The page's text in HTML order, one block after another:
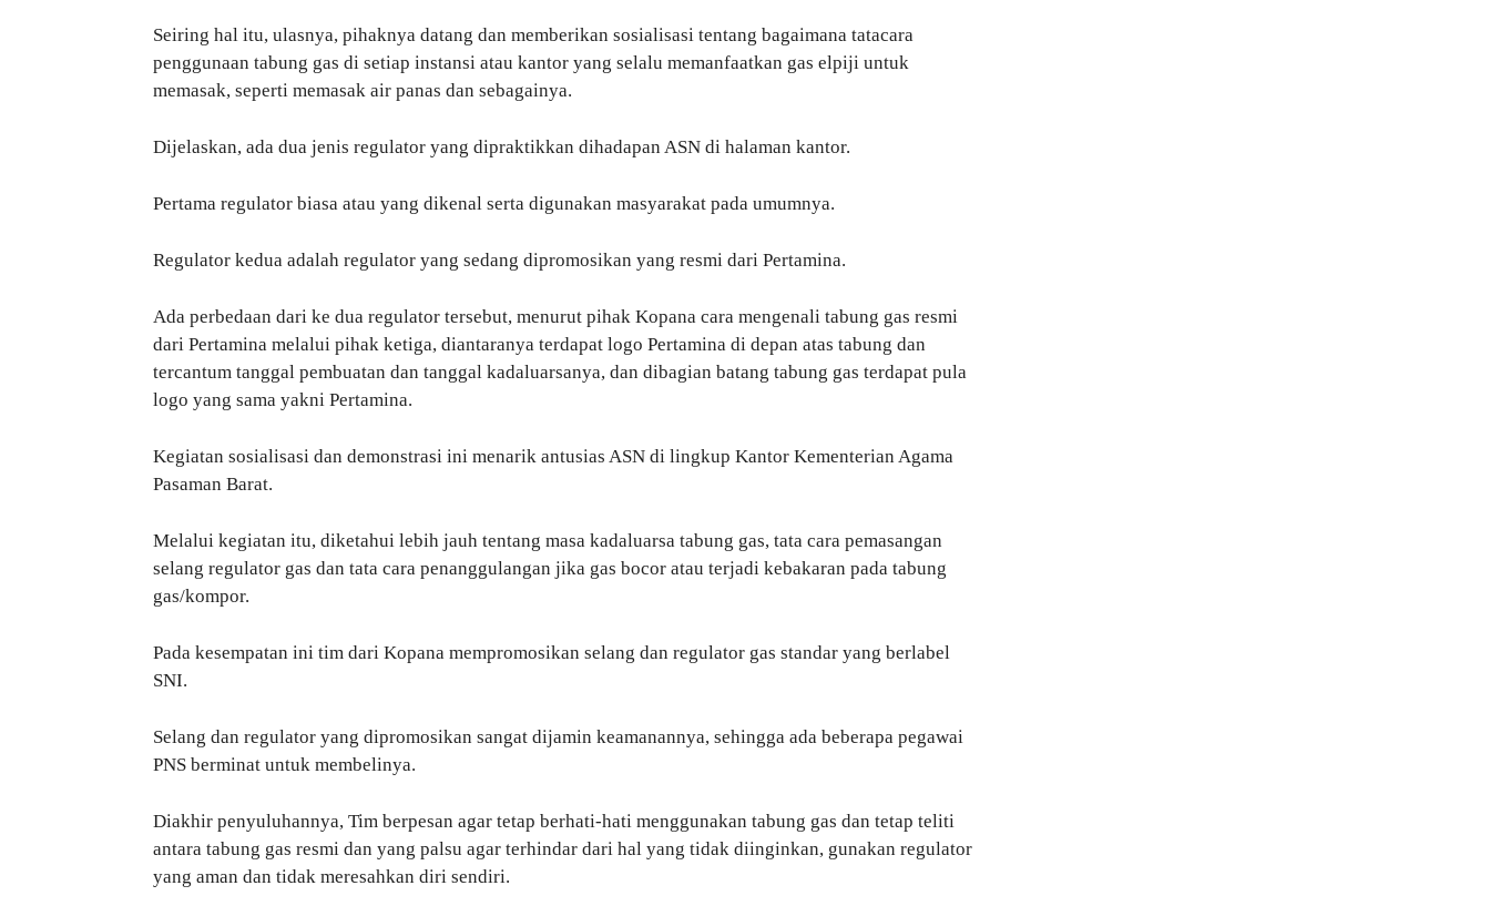
Seiring hal itu, ulasnya, pihaknya datang dan memberikan sosialisasi tentang bagaimana tatacara
penggunaan tabung gas di setiap instansi atau kantor yang selalu memanfaatkan gas elpiji untuk
memasak, seperti memasak air panas dan sebagainya.
Dijelaskan, ada dua jenis regulator yang dipraktikkan dihadapan ASN di halaman kantor.
Pertama regulator biasa atau yang dikenal serta digunakan masyarakat pada umumnya.
Regulator kedua adalah regulator yang sedang dipromosikan yang resmi dari Pertamina.
Ada perbedaan dari ke dua regulator tersebut, menurut pihak Kopana cara mengenali tabung gas resmi
dari Pertamina melalui pihak ketiga, diantaranya terdapat logo Pertamina di depan atas tabung dan
tercantum tanggal pembuatan dan tanggal kadaluarsanya, dan dibagian batang tabung gas terdapat pula
logo yang sama yakni Pertamina.
Kegiatan sosialisasi dan demonstrasi ini menarik antusias ASN di lingkup Kantor Kementerian Agama
Pasaman Barat.
Melalui kegiatan itu, diketahui lebih jauh tentang masa kadaluarsa tabung gas, tata cara pemasangan
selang regulator gas dan tata cara penanggulangan jika gas bocor atau terjadi kebakaran pada tabung
gas/kompor.
Pada kesempatan ini tim dari Kopana mempromosikan selang dan regulator gas standar yang berlabel
SNI.
Selang dan regulator yang dipromosikan sangat dijamin keamanannya, sehingga ada beberapa pegawai
PNS berminat untuk membelinya.
Diakhir penyuluhannya, Tim berpesan agar tetap berhati-hati menggunakan tabung gas dan tetap teliti
antara tabung gas resmi dan yang palsu agar terhindar dari hal yang tidak diinginkan, gunakan regulator
yang aman dan tidak meresahkan diri sendiri.